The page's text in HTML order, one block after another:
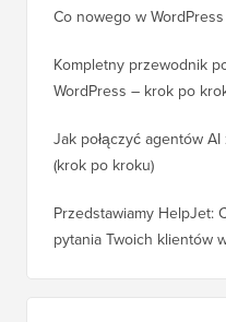
Co nowego w
Kompletny przewodnik
WordPress – krok po
Jak połączyć agentów
(krok po kroku)
Przedstawiamy HelpJet:
pytania Twoich klientów